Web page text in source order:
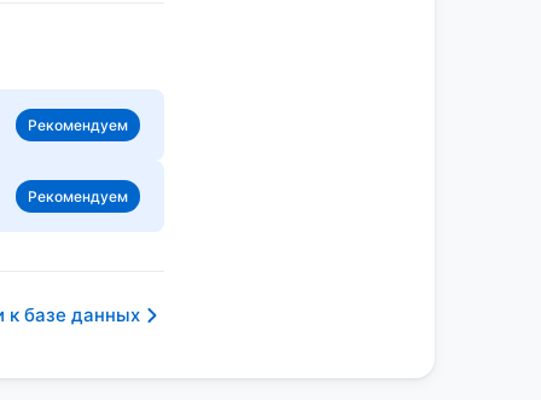
Рекомендуем
Рекомендуем
к базе данных